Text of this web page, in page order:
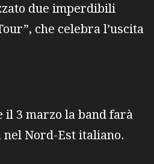
due imperdibili
che celebra l’uscita
il 3 marzo la band farà
Nord-Est italiano.